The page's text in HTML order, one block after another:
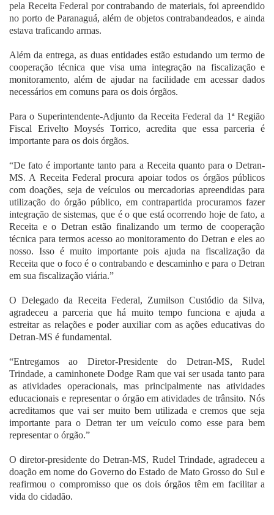
pela Receita Federal por contrabando de materiais, foi apreendido
no porto de Paranaguá, além de objetos contrabandeados, e ainda
estava traficando armas.
Além da entrega, as duas entidades estão estudando um termo de
cooperação técnica que visa uma integração na fiscalização e
monitoramento, além de ajudar na facilidade em acessar dados
necessários em comuns para os dois órgãos.
Para o Superintendente-Adjunto da Receita Federal da 1ª Região
Fiscal Erivelto Moysés Torrico, acredita que essa parceria é
importante para os dois órgãos.
“De fato é importante tanto para a Receita quanto para o Detran-
MS. A Receita Federal procura apoiar todos os órgãos públicos
com doações, seja de veículos ou mercadorias apreendidas para
utilização do órgão público, em contrapartida procuramos fazer
integração de sistemas, que é o que está ocorrendo hoje de fato, a
Receita e o Detran estão finalizando um termo de cooperação
técnica para termos acesso ao monitoramento do Detran e eles ao
nosso. Isso é muito importante pois ajuda na fiscalização da
Receita que o foco é o contrabando e descaminho e para o Detran
em sua fiscalização viária.”
O Delegado da Receita Federal, Zumilson Custódio da Silva,
agradeceu a parceria que há muito tempo funciona e ajuda a
estreitar as relações e poder auxiliar com as ações educativas do
Detran-MS é fundamental.
“Entregamos ao Diretor-Presidente do Detran-MS, Rudel
Trindade, a caminhonete Dodge Ram que vai ser usada tanto para
as atividades operacionais, mas principalmente nas atividades
educacionais e representar o órgão em atividades de trânsito. Nós
acreditamos que vai ser muito bem utilizada e cremos que seja
importante para o Detran ter um veículo como esse para bem
representar o órgão.”
O diretor-presidente do Detran-MS, Rudel Trindade, agradeceu a
doação em nome do Governo do Estado de Mato Grosso do Sul e
reafirmou o compromisso que os dois órgãos têm em facilitar a
vida do cidadão.